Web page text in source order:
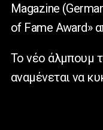
Magazine
of Fame Award»
Το νέο άλμπουμ
αναμένεται να